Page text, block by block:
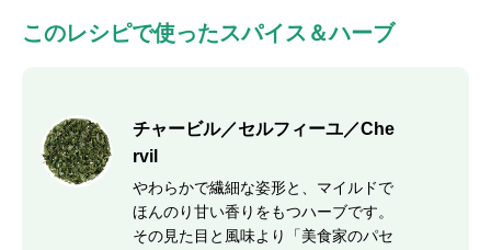
このレシピで使ったスパイス＆ハーブ
チャービル／セルフィーユ／Che
rvil
やわらかで繊細な姿形と、マイルドで
ほんのり甘い香りをもつハーブです。
その見た目と風味より「美食家のパセ